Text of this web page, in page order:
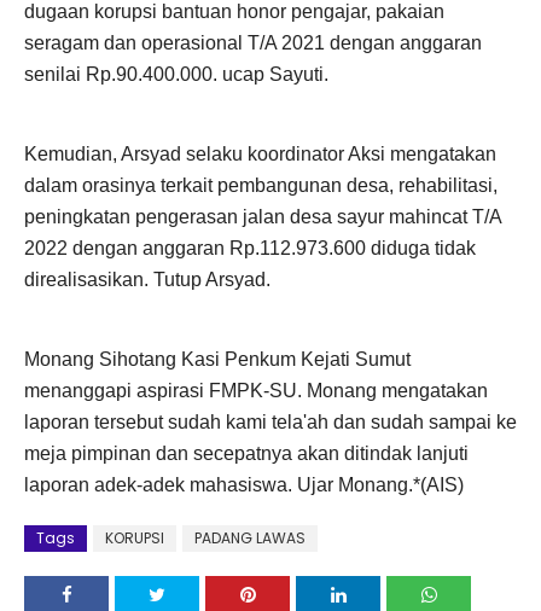
dugaan korupsi bantuan honor pengajar, pakaian
seragam dan operasional T/A 2021 dengan anggaran
senilai Rp.90.400.000. ucap Sayuti.
Kemudian, Arsyad selaku koordinator Aksi mengatakan
dalam orasinya terkait pembangunan desa, rehabilitasi,
peningkatan pengerasan jalan desa sayur mahincat T/A
2022 dengan anggaran Rp.112.973.600 diduga tidak
direalisasikan. Tutup Arsyad.
Monang Sihotang Kasi Penkum Kejati Sumut
menanggapi aspirasi FMPK-SU. Monang mengatakan
laporan tersebut sudah kami tela'ah dan sudah sampai ke
meja pimpinan dan secepatnya akan ditindak lanjuti
laporan adek-adek mahasiswa. Ujar Monang.*(AIS)
Tags KORUPSI PADANG LAWAS